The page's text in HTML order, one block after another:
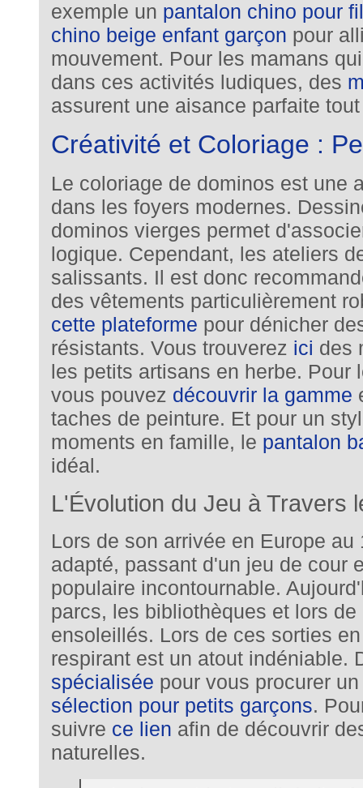
exemple un pantalon chino pour
chino beige enfant garçon pour
mouvement. Pour les mamans
dans ces activités ludiques, des
assurent une aisance parfaite
Créativité et Coloriage :
Le coloriage de dominos est une
dans les foyers modernes.
dominos vierges permet
logique. Cependant, les ateliers
salissants. Il est donc
des vêtements particulièrement
cette plateforme pour dénicher
résistants. Vous trouverez ici des
les petits artisans en herbe. Pour
vous pouvez découvrir la gamme
taches de peinture. Et pour un
moments en famille, le pantalon
idéal.
L'Évolution du Jeu à Travers
Lors de son arrivée en Europe
adapté, passant d'un jeu de cour
populaire incontournable.
parcs, les bibliothèques et lors
ensoleillés. Lors de ces sorties
respirant est un atout indéniable.
spécialisée pour vous procurer
sélection pour petits garçons.
suivre ce lien afin de découvrir
naturelles.